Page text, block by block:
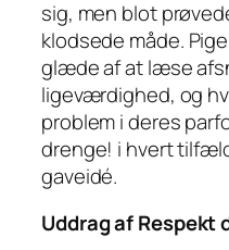
sig, men blot
klodsede måde.
glæde af at læse
ligeværdighed, og
problem i deres
drenge! i hvert
gaveidé.
Uddrag af Respekt